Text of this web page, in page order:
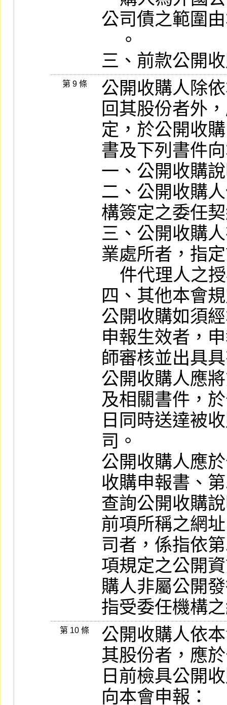
公司債之範圍
三、前款公開
第 9 條
公開收購人除
回其股份者外
定，於公開收
書及下列書件
一、公開收購
二、公開收購
構簽定之委任
三、公開收購
業處所者，指
四、其他本會
公開收購如須
申報生效者，
師審核並出具
公開收購人應
及相關書件，
日同時送達被
司。
公開收購人應
收購申報書、
查詢公開收購
前項所稱之網
司者，係指依
項規定之公開
購人非屬公開
指受委任機構
第 10 條
公開收購人依
其股份者，應
日前檢具公開
向本會申報：